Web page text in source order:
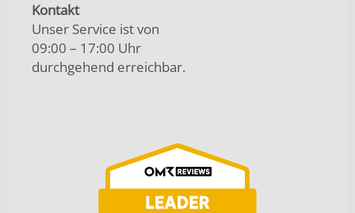
Kontakt
Unser Service ist von
09:00 – 17:00 Uhr
durchgehend erreichbar.